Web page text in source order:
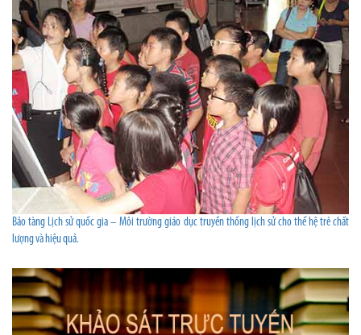
Bảo tàng Lịch sử quốc gia – Môi trường giáo dục truyền thống lịch sử cho thế hệ trẻ chất
lượng và hiệu quả.